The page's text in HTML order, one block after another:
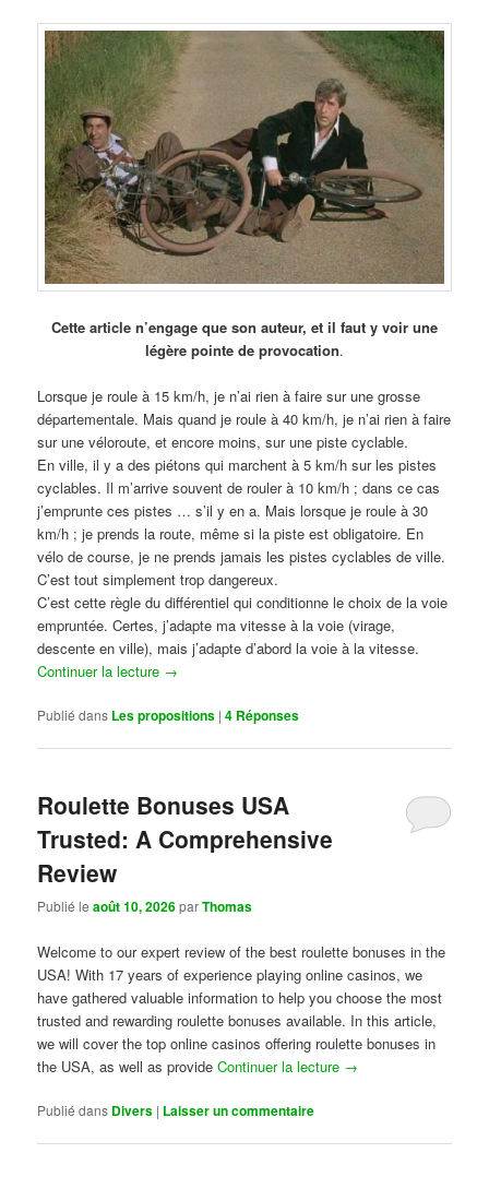
Cette article n’engage que son auteur, et il faut y voir une
légère pointe de provocation.
Lorsque je roule à 15 km/h, je n’ai rien à faire sur une grosse
départementale. Mais quand je roule à 40 km/h, je n’ai rien à faire
sur une véloroute, et encore moins, sur une piste cyclable.
En ville, il y a des piétons qui marchent à 5 km/h sur les pistes
cyclables. Il m’arrive souvent de rouler à 10 km/h ; dans ce cas
j’emprunte ces pistes … s’il y en a. Mais lorsque je roule à 30
km/h ; je prends la route, même si la piste est obligatoire. En
vélo de course, je ne prends jamais les pistes cyclables de ville.
C’est tout simplement trop dangereux.
C’est cette règle du différentiel qui conditionne le choix de la voie
empruntée. Certes, j’adapte ma vitesse à la voie (virage,
descente en ville), mais j’adapte d’abord la voie à la vitesse.
Continuer la lecture →
Publié dans Les propositions |4 Réponses
Roulette Bonuses USA
Trusted: A Comprehensive
Review
Publié leaoût 10, 2026parThomas
Welcome to our expert review of the best roulette bonuses in the
USA! With 17 years of experience playing online casinos, we
have gathered valuable information to help you choose the most
trusted and rewarding roulette bonuses available. In this article,
we will cover the top online casinos offering roulette bonuses in
the USA, as well as provideContinuer la lecture →
Publié dans Divers | Laisser un commentaire